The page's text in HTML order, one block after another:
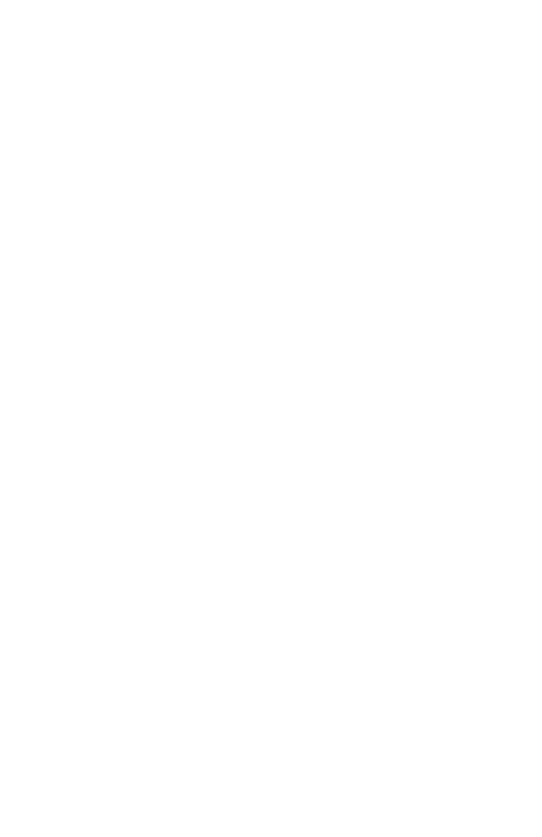
了承ください。
をご了承くださ
御機器販売店・
ようお願いしま
にご登録され
社の共同利用者
とをご了承くだ
です。
ず変更すること
1000ppm以下、
下、フタル酸ジブチ
はありません。
品に未対応品が
) : 1000ppm、
、
ない年数を意
貨物等」とい
可)を取得する
これらの製造装
通知します。
、取り引きをい
ムロン制御